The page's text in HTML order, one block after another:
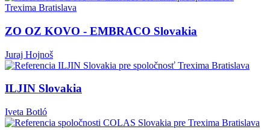
ZO OZ KOVO - EMBRACO Slovakia
Juraj Hojnoš
ILJIN Slovakia
Iveta Botló